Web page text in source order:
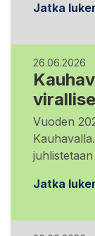
Jatka
26.06.2026
Vuoden
Jatka